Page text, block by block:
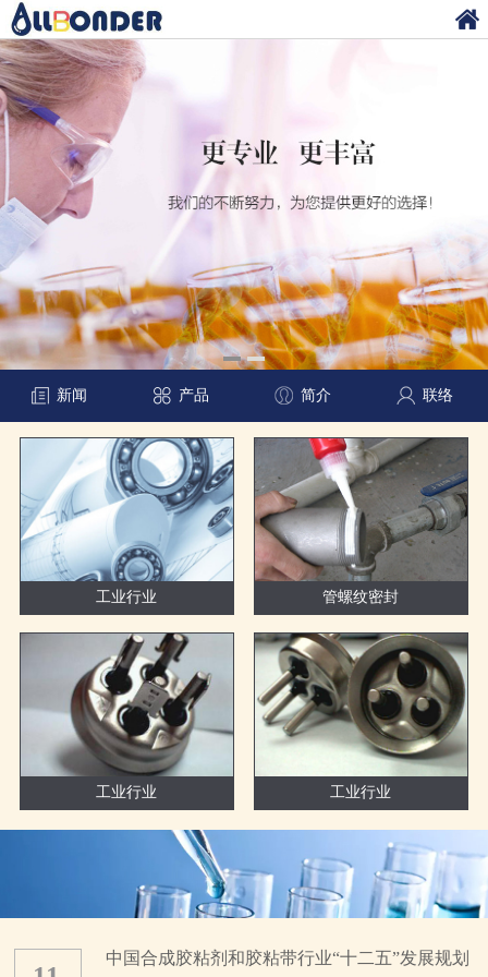
新闻 产品 简介 联络
工业行业 管螺纹密封
工业行业 工业行业
中国合成胶粘剂和胶粘带行业“十二五”发展规划